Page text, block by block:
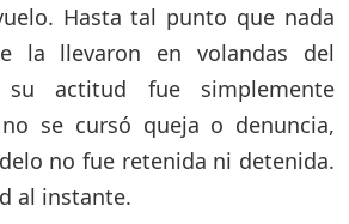
Hasta tal punto que nada
la llevaron en volandas del
actitud fue simplemente
se cursó queja o denuncia,
no fue retenida ni detenida.
al instante.